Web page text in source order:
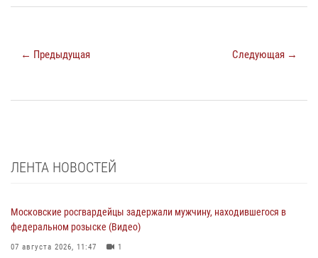
← Предыдущая Следующая →
ЛЕНТА НОВОСТЕЙ
Московские росгвардейцы задержали мужчину, находившегося в
федеральном розыске (Видео)
07 августа 2026, 11:47 1